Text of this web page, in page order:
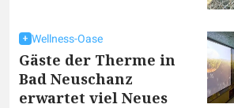
Wellness-Oase
Gäste der Therme in
Bad Neuschanz
erwartet viel Neues